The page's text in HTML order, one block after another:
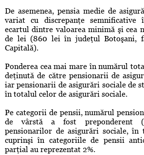
De asemenea, pensia medie de
variat cu discrepanţe
ecartul dintre valoarea minimă şi cea
de lei (860 lei în judeţul Botoşani,
Capitală).
Ponderea cea mai mare în numărul
deţinută de către pensionarii de
iar pensionarii de asigurări sociale de
în totalul celor de asigurări sociale.
Pe categorii de pensii, numărul
de vârstă a fost preponderent
pensionarilor de asigurări sociale, în
cuprinşi în categoriile de pensii
parţial au reprezentat 2%.